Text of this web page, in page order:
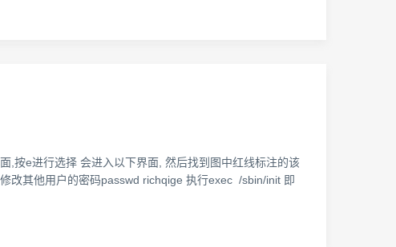
,按e进行选择 会进入以下界面, 然后找到图中红线标注的该
改其他用户的密码passwd richqige 执行exec /sbin/init 即